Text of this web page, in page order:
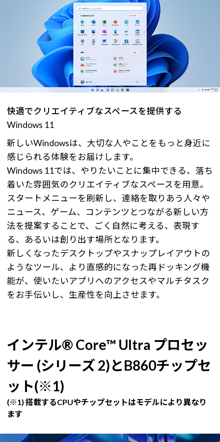
快適でクリエイティブなスペースを提供する
Windows 11
新しいWindowsは、大切な人やことをもっと身近に
感じられる体験をお届けします。
Windows 11では、やりたいことに集中できる、落ち
着いた雰囲気のクリエイティブなスペースを用意。
スタートメニューを刷新し、連絡を取りあう人々や
ニュース、ゲーム、コンテンツとつながる新しい方
法を提案することで、ごく自然に考える、表現す
る、あるいは創り出す場所となります。
新しくなったデスクトップやスナップレイアウトの
ようなツール、より直感的になった再ドッキング機
能が、使いたいアプリへのアクセスやマルチタスク
をお手伝いし、生産性を向上させます。
インテル® Core™ Ultra プロセッ
サー (シリーズ 2)とB860チップセ
ット(※1)
(※1) 搭載するCPUやチップセットはモデルにより異なり
ます